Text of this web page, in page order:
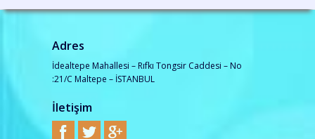
Adres
İdealtepe Mahallesi – Rıfkı Tongsir Caddesi – No
:21/C Maltepe – İSTANBUL
İletişim